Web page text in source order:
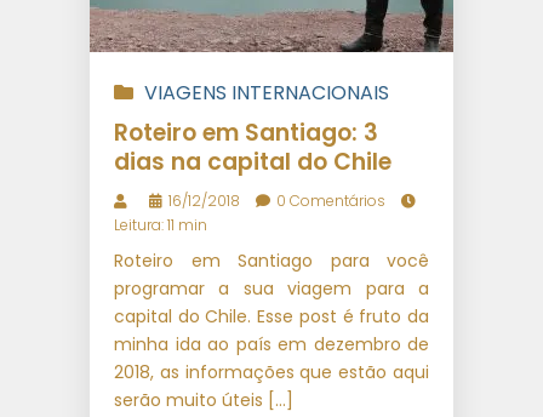
VIAGENS INTERNACIONAIS
Roteiro em Santiago: 3
dias na capital do Chile
16/12/2018
0 Comentários
Leitura: 11 min
Roteiro em Santiago para você
programar a sua viagem para a
capital do Chile. Esse post é fruto da
minha ida ao país em dezembro de
2018, as informações que estão aqui
serão muito úteis […]